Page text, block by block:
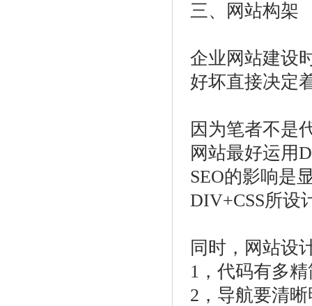
三、网站构架
企业网站建设
好坏直接决定
因为笔者不是
网站最好运用
SEO的影响是
DIV+CSS所设
同时，网站设
1，代码有多
2，导航要清